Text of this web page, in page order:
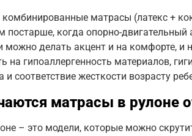
матрасы (латекс +
постарше, когда опорно-двигательный
делать акцент и на комфорте, и
на гипоаллергенность материалов,
и соответствие жесткости возрасту
матрасы в рулоне
– это модели, которые можно